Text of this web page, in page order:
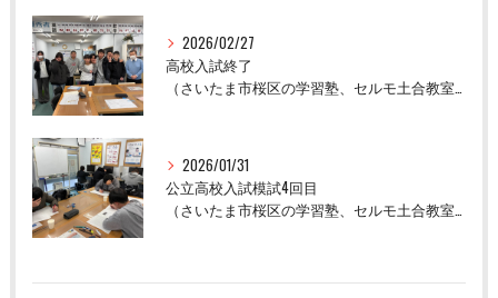
2026/02/27
高校入試終了
（さいたま市桜区の学習塾、セルモ土合教室）
2026/01/31
公立高校入試模試4回目
（さいたま市桜区の学習塾、セルモ土合教室）